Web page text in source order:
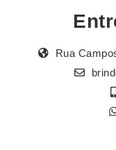
Rua